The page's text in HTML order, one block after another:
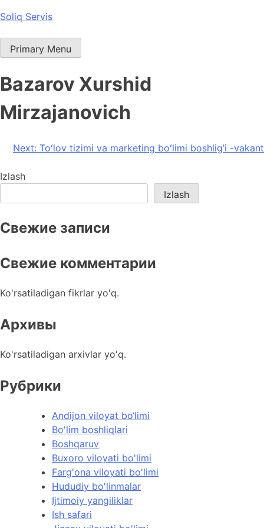
Skip
content
Soliq Servis
Primary Menu
Bazarov Xurshid
Mirzajanovich
Post
menyusi
Next: Toʻlov tizimi va marketing boʻlimi boshlig’i -vakant
Izlash
Izlash
Свежие записи
Свежие комментарии
Ko'rsatiladigan fikrlar yo'q.
Архивы
Ko'rsatiladigan arxivlar yo'q.
Рубрики
Andijon viloyat bo‘limi
Bo'lim boshliqlari
Boshqaruv
Buxoro viloyati bo'limi
Farg'ona viloyati bo'limi
Hududiy bo'linmalar
Ijtimoiy yangiliklar
Ish safari